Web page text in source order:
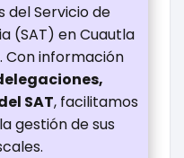
del Servicio de
(SAT) en Cuautla
Con información
SAT, facilitamos
gestión de sus